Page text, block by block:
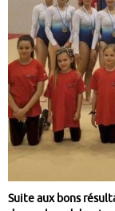
Suite aux bons